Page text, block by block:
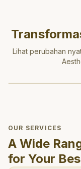
Lihat perubahan
OUR SERVICES
A Wide
for Your